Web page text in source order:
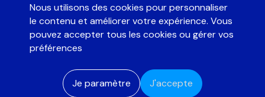
Organisé par :
Nous utilisons des cookies pour personnaliser
le contenu et améliorer votre expérience. Vous
pouvez accepter tous les cookies ou gérer vos
préférences
Je paramètre J'accepte